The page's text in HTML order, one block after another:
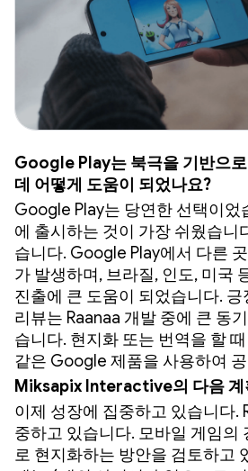
Google Play는 북극을 기반으
데 어떻게 도움이 되었나요?
Google Play는 당연한 선택이었
에 출시하는 것이 가장 쉬웠습니
습니다. Google Play에서 다른
가 발생하며, 브라질, 인도, 미국
진출에 큰 도움이 되었습니다. 긍
리뷰는 Raanaa 개발 중에 큰 동
습니다. 현지화 또는 번역을 할
같은 Google 제품을 사용하여
Miksapix Interactive의 다음 계
이제 성장에 집중하고 있습니다.
중하고 있습니다. 모바일 게임의
로 현지화하는 방안을 검토하고